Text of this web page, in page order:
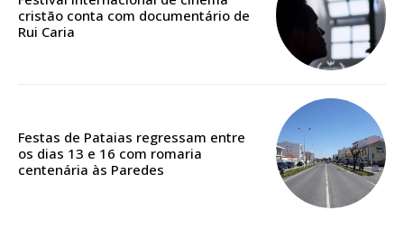
casa
Acesso aos conteúdos Exclusivos para
Escolha o plano
cristão conta com documentário de
Rui Caria
Festas de Pataias regressam entre
os dias 13 e 16 com romaria
centenária às Paredes